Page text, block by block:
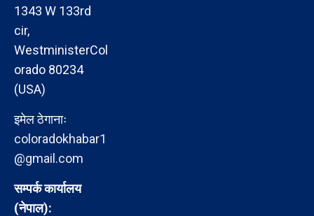
1343 W 133rd
cir,
WestministerCol
orado 80234
(USA)
इमेल ठेगानाः
coloradokhabar1
@gmail.com
सम्पर्क कार्यालय
(नेपाल):